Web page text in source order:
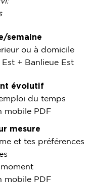
semaine
ou à domicile
+ Banlieue Est
évolutif
du temps
mobile PDF
mesure
et tes préférences
mobile PDF